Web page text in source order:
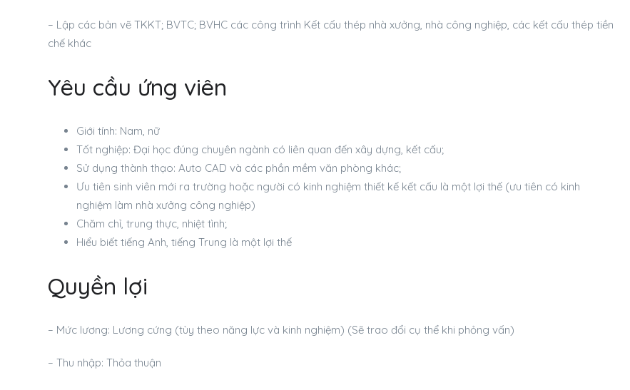
– Lập các bản vẽ TKKT; BVTC; BVHC các công trình Kết cấu thép nhà xưởng, nhà công nghiệp, các kết cấu thép tiền
chế khác
Yêu cầu ứng viên
Giới tính: Nam, nữ
Tốt nghiệp: Đại học đúng chuyên ngành có liên quan đến xây dựng, kết cấu;
Sử dụng thành thạo: Auto CAD và các phần mềm văn phòng khác;
Ưu tiên sinh viên mới ra trường hoặc người có kinh nghiệm thiết kế kết cấu là một lợi thế (ưu tiên có kinh
nghiệm làm nhà xưởng công nghiệp)
Chăm chỉ, trung thực, nhiệt tình;
Hiểu biết tiếng Anh, tiếng Trung là một lợi thế
Quyền lợi
– Mức lương: Lương cứng (tùy theo năng lực và kinh nghiệm) (Sẽ trao đổi cụ thể khi phỏng vấn)
– Thu nhập: Thỏa thuận